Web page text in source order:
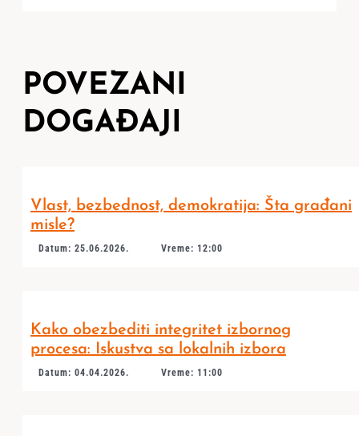
POVEZANI
DOGAĐAJI
Vlast, bezbednost, demokratija: Šta građani
misle?
Datum: 25.06.2026. Vreme: 12:00
Kako obezbediti integritet izbornog
procesa: Iskustva sa lokalnih izbora
Datum: 04.04.2026. Vreme: 11:00